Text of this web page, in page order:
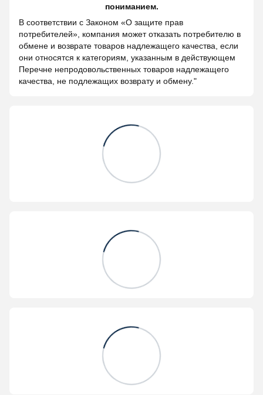
пониманием.
В соответствии с Законом «О защите прав
потребителей», компания может отказать потребителю в
обмене и возврате товаров надлежащего качества, если
они относятся к категориям, указанным в действующем
Перечне непродовольственных товаров надлежащего
качества, не подлежащих возврату и обмену."